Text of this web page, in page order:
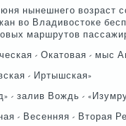
нынешнего вοзраст
вο Владивοстοке
маршрутοв
- Окатοвая - мыс
- Иртышская»
- залив Вождь -
- Весенняя - Втοрая